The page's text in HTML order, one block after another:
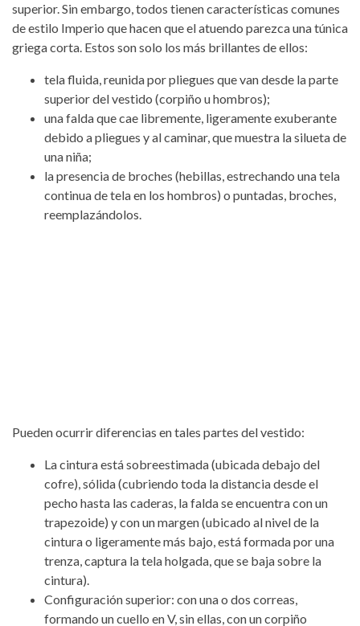
superior. Sin embargo, todos tienen características comunes
de estilo Imperio que hacen que el atuendo parezca una túnica
griega corta. Estos son solo los más brillantes de ellos:
tela fluida, reunida por pliegues que van desde la parte
superior del vestido (corpiño u hombros);
una falda que cae libremente, ligeramente exuberante
debido a pliegues y al caminar, que muestra la silueta de
una niña;
la presencia de broches (hebillas, estrechando una tela
continua de tela en los hombros) o puntadas, broches,
reemplazándolos.
Pueden ocurrir diferencias en tales partes del vestido:
La cintura está sobreestimada (ubicada debajo del
cofre), sólida (cubriendo toda la distancia desde el
pecho hasta las caderas, la falda se encuentra con un
trapezoide) y con un margen (ubicado al nivel de la
cintura o ligeramente más bajo, está formada por una
trenza, captura la tela holgada, que se baja sobre la
cintura).
Configuración superior: con una o dos correas,
formando un cuello en V, sin ellas, con un corpiño